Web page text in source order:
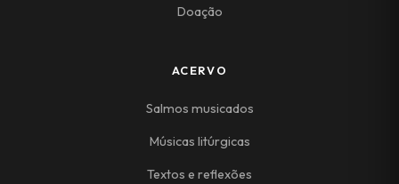
Doação
ACERVO
Salmos musicados
Músicas litúrgicas
Textos e reflexões